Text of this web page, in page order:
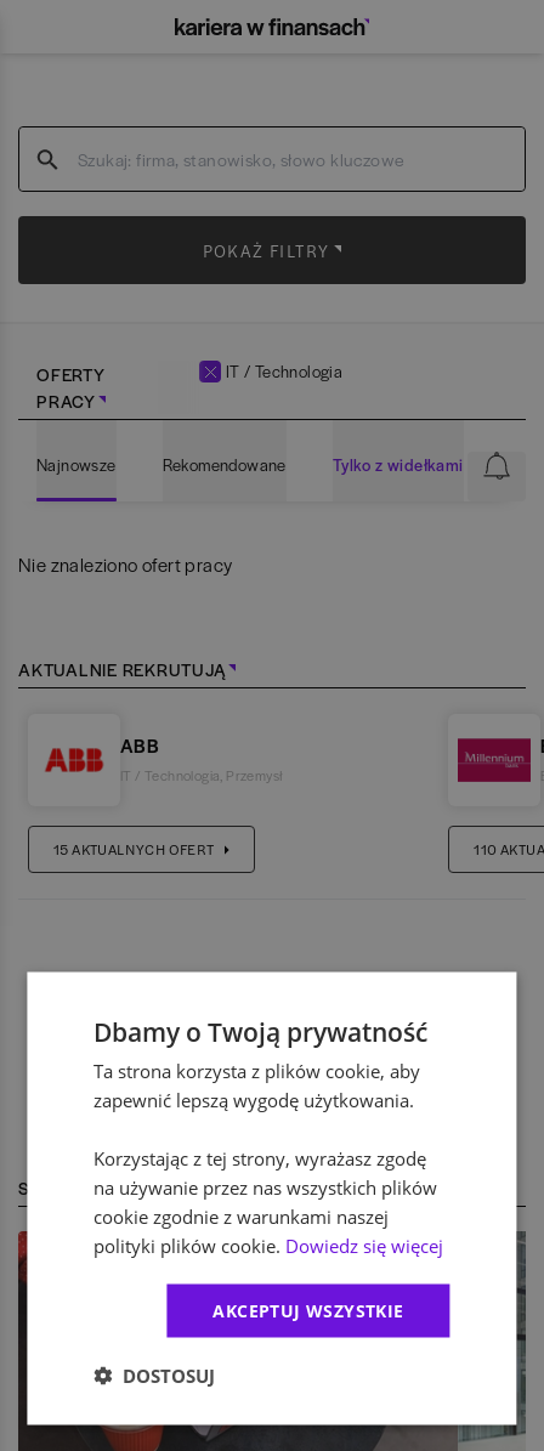
POKAŻ FILTRY
OFERTY
PRACY
IT / Technologia
Najnowsze Rekomendowane Tylko z widełkami
Nie znaleziono ofert pracy
AKTUALNIE REKRUTUJĄ
ABB
IT / Technologia Przemysł
15AKTUALNYCH OFERT 110
STREFA EKSPERTA
Dbamy o Twoją prywatność
Ta strona korzysta z plików cookie, aby
zapewnić lepszą wygodę użytkowania.
Korzystając z tej strony, wyrażasz zgodę
na używanie przez nas wszystkich plików
cookie zgodnie z warunkami naszej
polityki plików cookie. Dowiedz się więcej
AKCEPTUJ WSZYSTKIE
DOSTOSUJ